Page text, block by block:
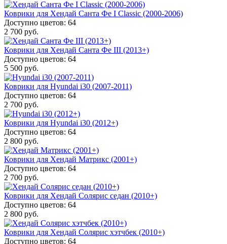
Коврики для Хендай Санта Фе I Classic (2000-2006)
Доступно цветов: 64
2 700 руб.
Коврики для Хендай Санта Фе III (2013+)
Доступно цветов: 64
5 500 руб.
Коврики для Hyundai i30 (2007-2011)
Доступно цветов: 64
2 700 руб.
Коврики для Hyundai i30 (2012+)
Доступно цветов: 64
2 800 руб.
Коврики для Хендай Матрикс (2001+)
Доступно цветов: 64
2 700 руб.
Коврики для Хендай Солярис седан (2010+)
Доступно цветов: 64
2 800 руб.
Коврики для Хендай Солярис хэтчбек (2010+)
Доступно цветов: 64